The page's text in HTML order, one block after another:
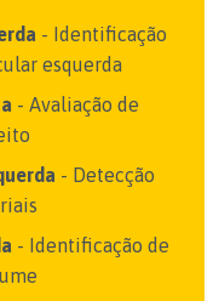
- Identificação
esquerda
- Avaliação de
- Detecção
- Identificação de